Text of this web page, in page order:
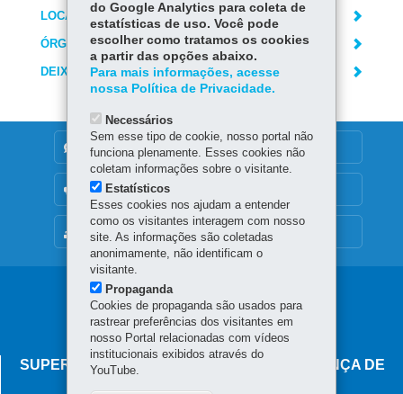
LOCAIS DE ATENDIMENTO
ÓRGÃO RESPONSÁVEL
DEIXE SUA OPINIÃO
MAPA DO SITE
DENUNCIE CORRUPÇÃO
OUVIDORIA
Navegação
principal
SUPERINTENDÊNCIA-GERAL DE GOVERNANÇA DE
do Google Analytics para coleta de
estatísticas de uso. Você pode
escolher como tratamos os cookies
a partir das opções abaixo.
Para mais informações, acesse
nossa Política de Privacidade.
Necessários
Sem esse tipo de cookie, nosso portal não
funciona plenamente. Esses cookies não
coletam informações sobre o visitante.
Estatísticos
Esses cookies nos ajudam a entender
como os visitantes interagem com nosso
site. As informações são coletadas
anonimamente, não identificam o
visitante.
Propaganda
Cookies de propaganda são usados para
rastrear preferências dos visitantes em
nosso Portal relacionadas com vídeos
institucionais exibidos através do
YouTube.